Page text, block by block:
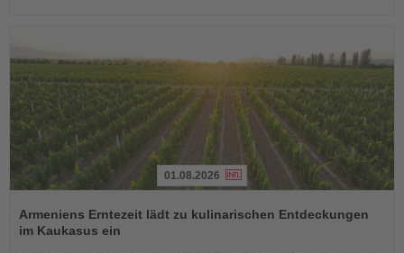
Sie
die
01.08.2026
Armeniens Erntezeit lädt zu kulinarischen Entdeckungen
im Kaukasus ein